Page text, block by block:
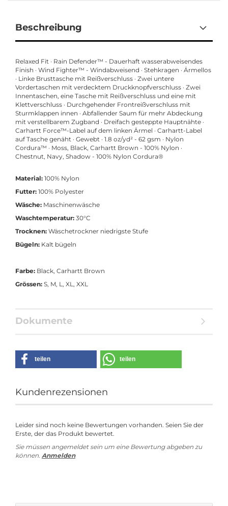
Beschreibung
Relaxed Fit · Rain Defender™ - Dauerhaft wasserabweisendes
Finish · Wind Fighter™ - Windabweisend · Stehkragen · Ärmellos
· Linke Brusttasche mit Reißverschluss · Zwei untere
Vordertaschen mit verdecktem Druckknopfverschluss · Zwei
Innentaschen, eine Tasche mit Reißverschluss und eine mit
Klettverschluss · Durchgehender Frontreißverschluss mit
Sturmklappen innen · Abfallender Saum für mehr Abdeckung
mit verstellbarem Zugband · Dreifach gesteppte Hauptnähte ·
Carhartt Force™-Label auf dem linken Ärmel · Carhartt-Label
auf Tasche genäht · Gewebt · 1.8 oz/yd² - 62 gsm · Nylon
Cordura™ · Moss, Black, Carhartt Brown - 100% Nylon ·
Chestnut, Navy, Shadow - 100% Nylon Cordura®
Material: 100% Nylon
Futter: 100% Polyester
Wäsche: Maschinenwäsche
Waschtemperatur: 30°C
Trocknen: Wäschetrockner niedrigste Stufe
Bügeln: Kalt bügeln
Farbe: Black, Carhartt Brown
Grössen: S, M, L, XL, XXL
Dokumente
teilen teilen
Kundenrezensionen
Leider sind noch keine Bewertungen vorhanden. Seien Sie der
Erste, der das Produkt bewertet.
Sie müssen angemeldet sein um eine Bewertung abgeben zu
können. Anmelden